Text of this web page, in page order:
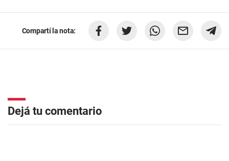
Compartí la nota:
Dejá tu comentario